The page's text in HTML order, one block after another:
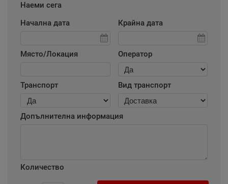
Наеми сега
Начална дата
Крайна дата
Място/Локация Оператор
Транспорт Вид транспорт
Допълнителна информация
Количество